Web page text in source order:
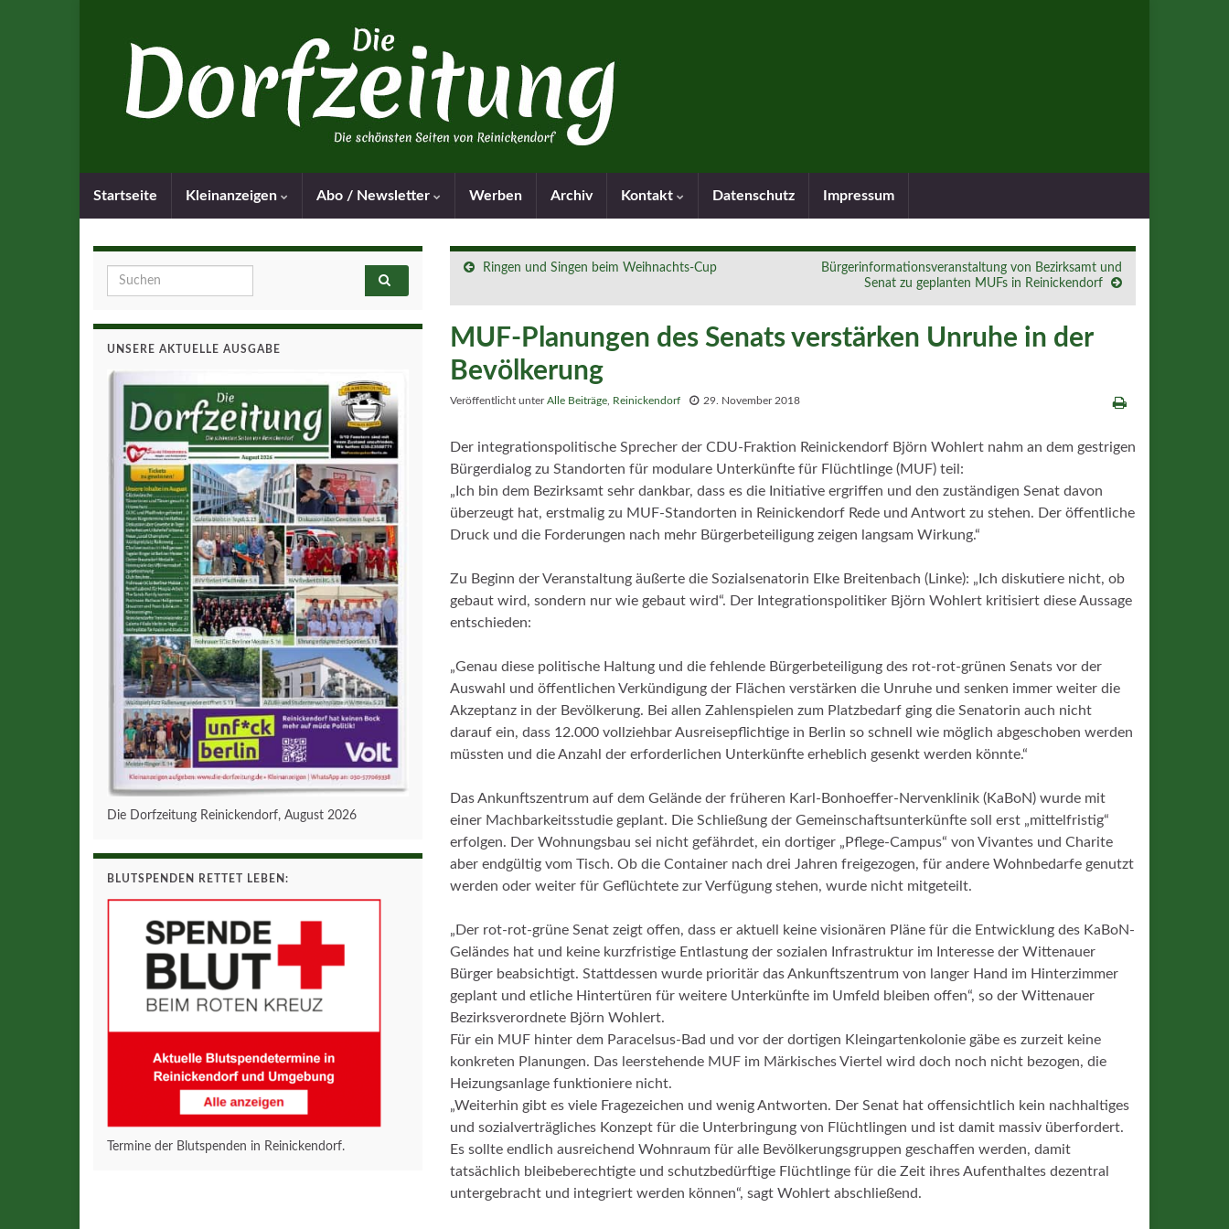
Startseite Kleinanzeigen Abo / Newsletter Werben Archiv Kontakt Datenschutz Impressum
Ringen und Singen beim Weihnachts-Cup
Bürgerinformationsveranstaltung von Bezirksamt und
Senat zu geplanten MUFs in Reinickendorf
MUF-Planungen des Senats verstärken Unruhe in der
Bevölkerung
Veröffentlicht unterAlle Beiträge Reinickendorf 29. November 2018
Der integrationspolitische Sprecher der CDU-Fraktion Reinickendorf Björn Wohlert nahm an dem gestrigen
Bürgerdialog zu Standorten für modulare Unterkünfte für Flüchtlinge (MUF) teil:
„Ich bin dem Bezirksamt sehr dankbar, dass es die Initiative ergriffen und den zuständigen Senat davon
überzeugt hat, erstmalig zu MUF-Standorten in Reinickendorf Rede und Antwort zu stehen. Der öffentliche
Druck und die Forderungen nach mehr Bürgerbeteiligung zeigen langsam Wirkung.“
Zu Beginn der Veranstaltung äußerte die Sozialsenatorin Elke Breitenbach (Linke): „Ich diskutiere nicht, ob
gebaut wird, sondern nur wie gebaut wird“. Der Integrationspolitiker Björn Wohlert kritisiert diese Aussage
entschieden:
„Genau diese politische Haltung und die fehlende Bürgerbeteiligung des rot-rot-grünen Senats vor der
Auswahl und öffentlichen Verkündigung der Flächen verstärken die Unruhe und senken immer weiter die
Akzeptanz in der Bevölkerung. Bei allen Zahlenspielen zum Platzbedarf ging die Senatorin auch nicht
darauf ein, dass 12.000 vollziehbar Ausreisepflichtige in Berlin so schnell wie möglich abgeschoben werden
müssten und die Anzahl der erforderlichen Unterkünfte erheblich gesenkt werden könnte.“
Das Ankunftszentrum auf dem Gelände der früheren Karl-Bonhoeffer-Nervenklinik (KaBoN) wurde mit
einer Machbarkeitsstudie geplant. Die Schließung der Gemeinschaftsunterkünfte soll erst „mittelfristig“
erfolgen. Der Wohnungsbau sei nicht gefährdet, ein dortiger „Pflege-Campus“ von Vivantes und Charite
aber endgültig vom Tisch. Ob die Container nach drei Jahren freigezogen, für andere Wohnbedarfe genutzt
werden oder weiter für Geflüchtete zur Verfügung stehen, wurde nicht mitgeteilt.
„Der rot-rot-grüne Senat zeigt offen, dass er aktuell keine visionären Pläne für die Entwicklung des KaBoN-
Geländes hat und keine kurzfristige Entlastung der sozialen Infrastruktur im Interesse der Wittenauer
Bürger beabsichtigt. Stattdessen wurde prioritär das Ankunftszentrum von langer Hand im Hinterzimmer
geplant und etliche Hintertüren für weitere Unterkünfte im Umfeld bleiben offen“, so der Wittenauer
Bezirksverordnete Björn Wohlert.
Für ein MUF hinter dem Paracelsus-Bad und vor der dortigen Kleingartenkolonie gäbe es zurzeit keine
konkreten Planungen. Das leerstehende MUF im Märkisches Viertel wird doch noch nicht bezogen, die
Heizungsanlage funktioniere nicht.
„Weiterhin gibt es viele Fragezeichen und wenig Antworten. Der Senat hat offensichtlich kein nachhaltiges
und sozialverträgliches Konzept für die Unterbringung von Flüchtlingen und ist damit massiv überfordert.
Es sollte endlich ausreichend Wohnraum für alle Bevölkerungsgruppen geschaffen werden, damit
tatsächlich bleibeberechtigte und schutzbedürftige Flüchtlinge für die Zeit ihres Aufenthaltes dezentral
untergebracht und integriert werden können“, sagt Wohlert abschließend.
Search for:
UNSERE AKTUELLE AUSGABE
Die Dorfzeitung Reinickendorf, August 2026
BLUTSPENDEN RETTET LEBEN:
Termine der Blutspenden in Reinickendorf.